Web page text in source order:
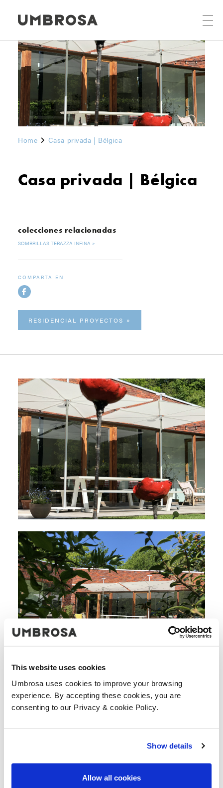
This website uses cookies
Umbrosa uses cookies to improve your browsing
experience. By accepting these cookies, you are
consenting to our Privacy & cookie Policy.
Show details
Allow all cookies
Home Casa privada | Bélgica
Casa privada | Bélgica
colecciones relacionadas
SOMBRILLAS TERAZZA INFINA
COMPARTA EN
RESIDENCIAL PROYECTOS